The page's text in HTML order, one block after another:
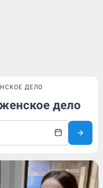
ДЕЛО
дело